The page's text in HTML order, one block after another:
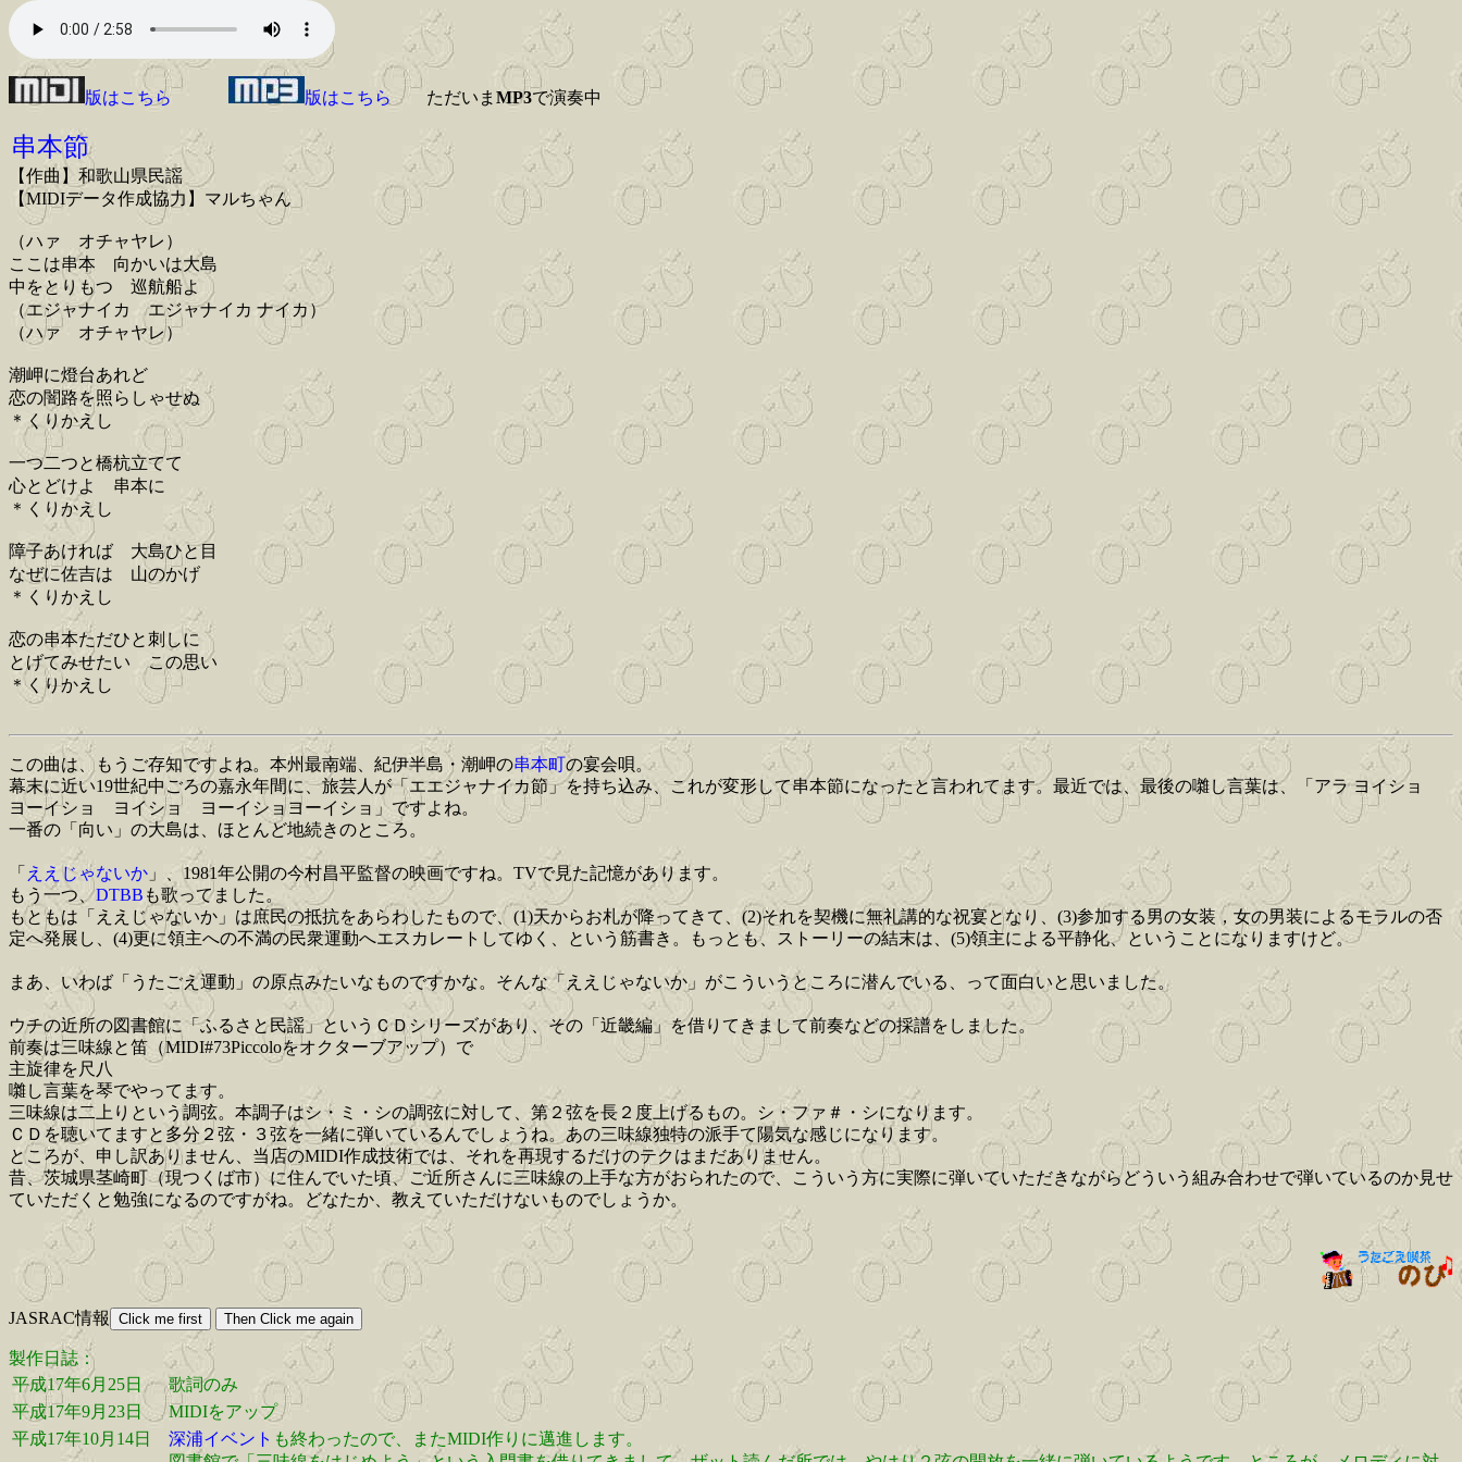
版はこちら 版はこちらただいま MP3で演奏中
串本節
【作曲】和歌山県民謡
【MIDIデータ作成協力】マルちゃん
（ハァ オチャヤレ）
ここは串本 向かいは大島
中をとりもつ 巡航船よ
（エジャナイカ エジャナイカ ナイカ）
（ハァ オチャヤレ）
潮岬に燈台あれど
恋の闇路を照らしゃせぬ
＊くりかえし
一つ二つと橋杭立てて
心とどけよ 串本に
＊くりかえし
障子あければ 大島ひと目
なぜに佐吉は 山のかげ
＊くりかえし
恋の串本ただひと刺しに
とげてみせたい この思い
＊くりかえし
この曲は、もうご存知ですよね。本州最南端、紀伊半島・潮岬の串本町の宴会唄。
幕末に近い19世紀中ごろの嘉永年間に、旅芸人が「エエジャナイカ節」を持ち込み、これが変形して串本節になったと言われてます。最近では、最後の囃し言葉は、「アラ ヨイショ
ヨーイショ ヨイショ ヨーイショヨーイショ」ですよね。
一番の「向い」の大島は、ほとんど地続きのところ。
「 ええじゃないか 」、1981年公開の今村昌平監督の映画ですね。TVで見た記憶があります。
もう一つ、DTBB も歌ってました。
もともは「ええじゃないか」は庶民の抵抗をあらわしたもので、(1)天からお札が降ってきて、(2)それを契機に無礼講的な祝宴となり、(3)参加する男の女装，女の男装によるモラルの否
定へ発展し、(4)更に領主への不満の民衆運動へエスカレートしてゆく、という筋書き。もっとも、ストーリーの結末は、(5)領主による平静化、ということになりますけど。
まあ、いわば「うたごえ運動」の原点みたいなものですかな。そんな「ええじゃないか」がこういうところに潜んでいる、って面白いと思いました。
ウチの近所の図書館に「ふるさと民謡」というＣＤシリーズがあり、その「近畿編」を借りてきまして前奏などの採譜をしました。
前奏は三味線と笛（MIDI#73Piccoloをオクターブアップ）で
主旋律を尺八
囃し言葉を琴でやってます。
三味線は二上りという調弦。本調子はシ・ミ・シの調弦に対して、第２弦を長２度上げるもの。シ・ファ＃・シになります。
ＣＤを聴いてますと多分２弦・３弦を一緒に弾いているんでしょうね。あの三味線独特の派手て陽気な感じになります。
ところが、申し訳ありません、当店のMIDI作成技術では、それを再現するだけのテクはまだありません。
昔、茨城県茎崎町（現つくば市）に住んでいた頃、ご近所さんに三味線の上手な方がおられたので、こういう方に実際に弾いていただきながらどういう組み合わせで弾いているのか見せ
ていただくと勉強になるのですがね。どなたか、教えていただけないものでしょうか。
JASRAC情報
製作日誌：
平成17年6月25日
歌詞のみ
平成17年9月23日
MIDIをアップ
平成17年10月14日
深浦イベント も終わったので、またMIDI作りに邁進します。